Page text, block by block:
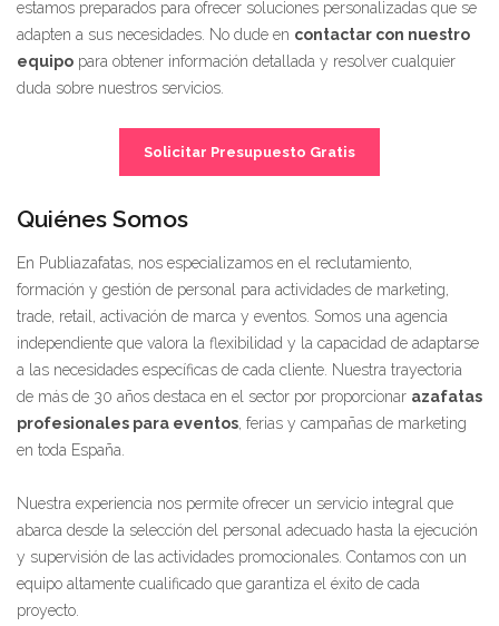
estamos preparados para ofrecer soluciones personalizadas que se
adapten a sus necesidades. No dude en contactar con nuestro
equipo para obtener información detallada y resolver cualquier
duda sobre nuestros servicios.
Solicitar Presupuesto Gratis
Quiénes Somos
En Publiazafatas, nos especializamos en el reclutamiento,
formación y gestión de personal para actividades de marketing,
trade, retail, activación de marca y eventos. Somos una agencia
independiente que valora la flexibilidad y la capacidad de adaptarse
a las necesidades específicas de cada cliente. Nuestra trayectoria
de más de 30 años destaca en el sector por proporcionar azafatas
profesionales para eventos , ferias y campañas de marketing
en toda España.
Nuestra experiencia nos permite ofrecer un servicio integral que
abarca desde la selección del personal adecuado hasta la ejecución
y supervisión de las actividades promocionales. Contamos con un
equipo altamente cualificado que garantiza el éxito de cada
proyecto.